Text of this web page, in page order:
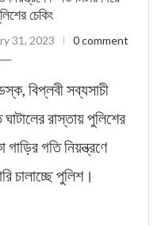
চেকিং
31, 2023 0 comment
বিপ্লবী সব্যসাচী
রাস্তায় পুলিশের
গাড়ির গতি নিয়ন্ত্রণে
চালাচ্ছে পুলিশ।